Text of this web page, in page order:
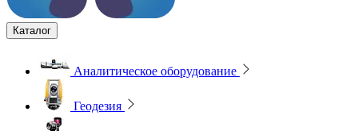
Каталог
Аналитическое оборудование
Геодезия